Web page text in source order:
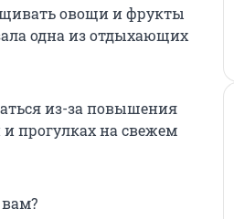
овощи и фрукты
одна из отдыхающих
из-за повышения
и прогулках на свежем